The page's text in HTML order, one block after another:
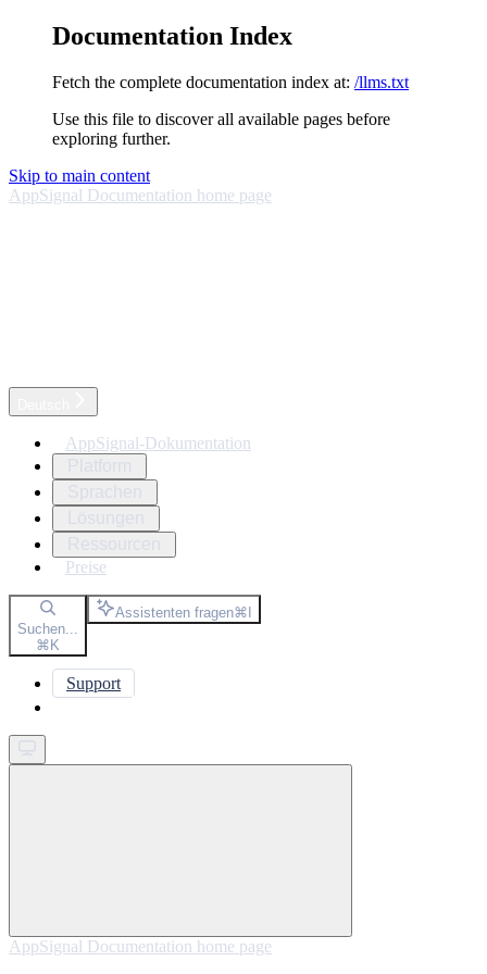
Documentation Index
Fetch the complete documentation index at: /llms.txt
Use this file to discover all available pages before
exploring further.
Skip to main content
AppSignal Documentation home page
AppSignal-Dokumentation
Preise
Suchen...
⌘K
Assistenten fragen⌘I
Support
AppSignal Documentation home page